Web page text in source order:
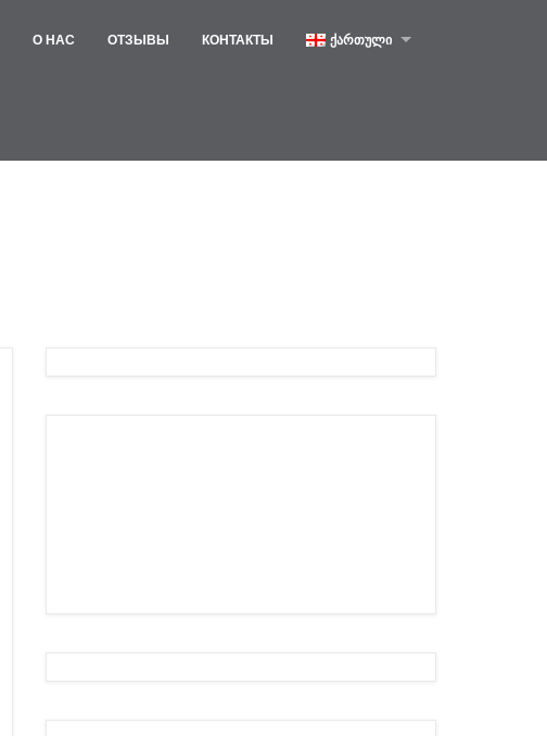
О НАС ОТЗЫВЫ КОНТАКТЫ ᲥᲐᲠᲗᲣᲚᲘ